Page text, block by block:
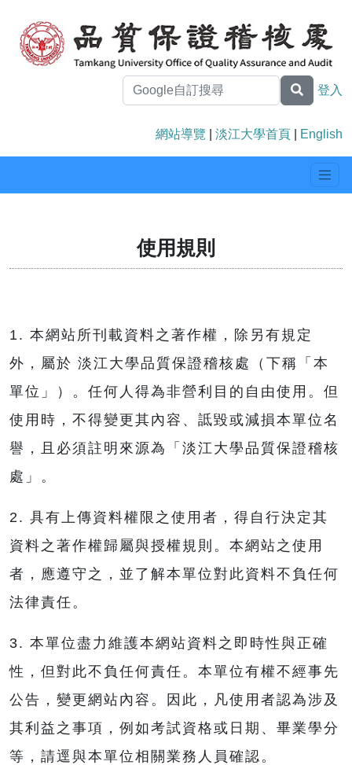
登入
網站導覽 淡江大學首頁 English
使用規則
1. 本網站所刊載資料之著作權，除另有規定
外，屬於 淡江大學品質保證稽核處（下稱「本
單位」）。任何人得為非營利目的自由使用。但
使用時，不得變更其內容、詆毀或減損本單位名
譽，且必須註明來源為「淡江大學品質保證稽核
處」。
2. 具有上傳資料權限之使用者，得自行決定其
資料之著作權歸屬與授權規則。本網站之使用
者，應遵守之，並了解本單位對此資料不負任何
法律責任。
3. 本單位盡力維護本網站資料之即時性與正確
性，但對此不負任何責任。本單位有權不經事先
公告，變更網站內容。因此，凡使用者認為涉及
其利益之事項，例如考試資格或日期、畢業學分
等，請逕與本單位相關業務人員確認。